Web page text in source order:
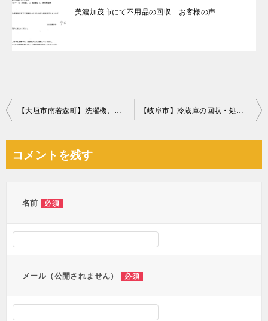
美濃加茂市にて不用品の回収 お客様の声
投
ビ
【大垣市南若森町】洗濯機、一般ごみの回収・処分ご依頼 お客様の声 【岐阜市】冷蔵庫の回収・処分ご依頼 お客様の声
コメントを残す
名前 必須
メール（公開されません） 必須